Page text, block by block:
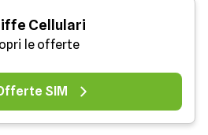
Cellulari
le offerte
SIM